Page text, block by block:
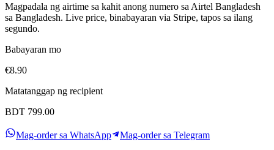
Magpadala ng airtime sa kahit anong numero sa Airtel Bangladesh
sa Bangladesh. Live price, binabayaran via Stripe, tapos sa ilang
segundo.
Babayaran mo
€8.90
Matatanggap ng recipient
BDT 799.00
Mag-order sa WhatsApp Mag-order sa Telegram